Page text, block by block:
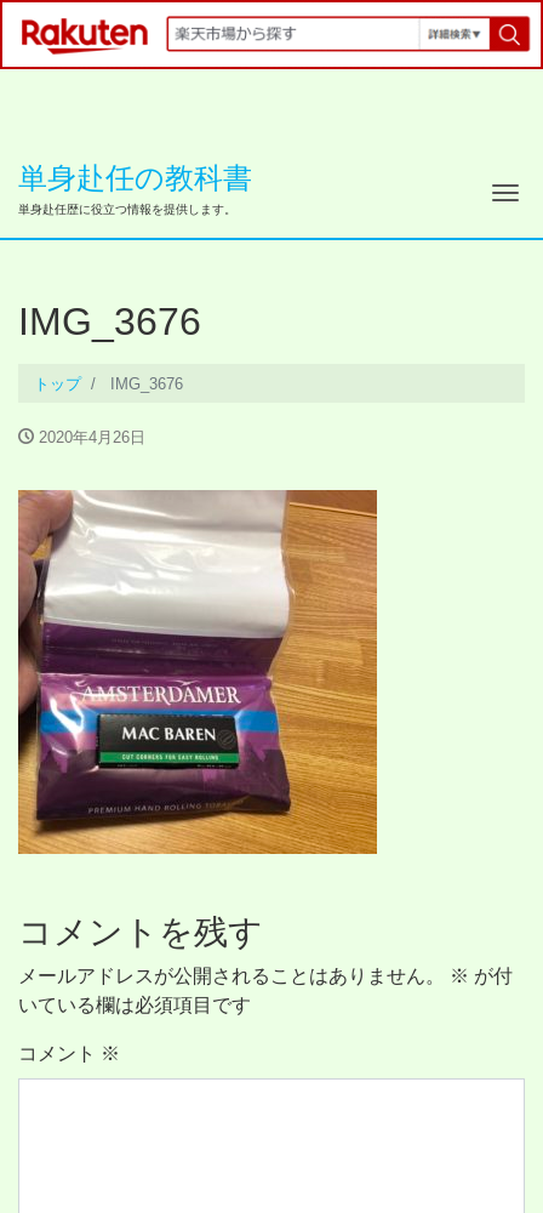
単身赴任の教科書
単身赴任歴に役立つ情報を提供します。 ナ
IMG_3676
トップ IMG_3676
2020年4月26日
コメントを残す
メールアドレスが公開されることはありません。 ※ が付
いている欄は必須項目です
コメント ※